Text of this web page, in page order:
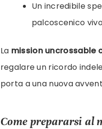
Un incredibile
palcoscenico
La mission uncrossable
regalare un ricordo
porta a una nuova
Come prepararsi al